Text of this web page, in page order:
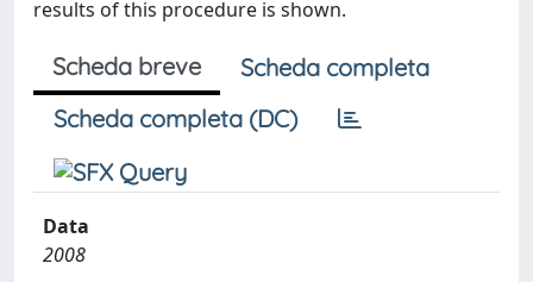
results of this procedure is shown.
Scheda breve
Scheda completa
Scheda completa (DC)
Data
2008